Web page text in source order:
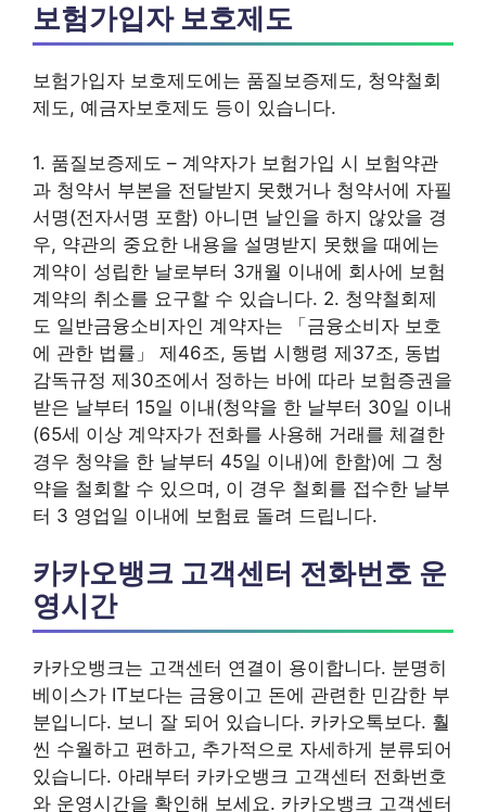
보험가입자 보호제도
보험가입자 보호제도에는 품질보증제도, 청약철회
제도, 예금자보호제도 등이 있습니다.
1. 품질보증제도 – 계약자가 보험가입 시 보험약관
과 청약서 부본을 전달받지 못했거나 청약서에 자필
서명(전자서명 포함) 아니면 날인을 하지 않았을 경
우, 약관의 중요한 내용을 설명받지 못했을 때에는
계약이 성립한 날로부터 3개월 이내에 회사에 보험
계약의 취소를 요구할 수 있습니다. 2. 청약철회제
도 일반금융소비자인 계약자는 「금융소비자 보호
에 관한 법률」 제46조, 동법 시행령 제37조, 동법
감독규정 제30조에서 정하는 바에 따라 보험증권을
받은 날부터 15일 이내(청약을 한 날부터 30일 이내
(65세 이상 계약자가 전화를 사용해 거래를 체결한
경우 청약을 한 날부터 45일 이내)에 한함)에 그 청
약을 철회할 수 있으며, 이 경우 철회를 접수한 날부
터 3 영업일 이내에 보험료 돌려 드립니다.
카카오뱅크 고객센터 전화번호 운
영시간
카카오뱅크는 고객센터 연결이 용이합니다. 분명히
베이스가 IT보다는 금융이고 돈에 관련한 민감한 부
분입니다. 보니 잘 되어 있습니다. 카카오톡보다. 훨
씬 수월하고 편하고, 추가적으로 자세하게 분류되어
있습니다. 아래부터 카카오뱅크 고객센터 전화번호
와 운영시간을 확인해 보세요. 카카오뱅크 고객센터